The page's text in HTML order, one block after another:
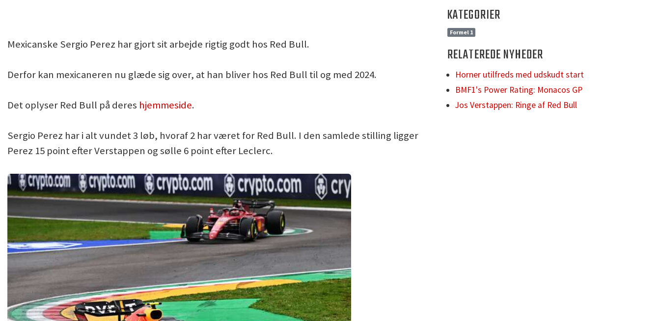
KATEGORIER
Formel 1
Mexicanske Sergio Perez har gjort sit arbejde rigtig godt hos Red Bull.
Derfor kan mexicaneren nu glæde sig over, at han bliver hos Red Bull til og med 2024.
Det oplyser Red Bull på deres hjemmeside.
Sergio Perez har i alt vundet 3 løb, hvoraf 2 har været for Red Bull. I den samlede stilling ligger
Perez 15 point efter Verstappen og sølle 6 point efter Leclerc.
RELATEREDE NYHEDER
Horner utilfreds med udskudt start
BMF1's Power Rating: Monacos GP
Jos Verstappen: Ringe af Red Bull